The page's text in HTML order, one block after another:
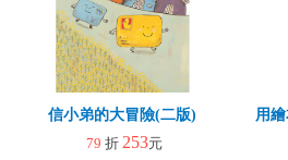
信小弟的大冒險(二版)
79 折 253元
用